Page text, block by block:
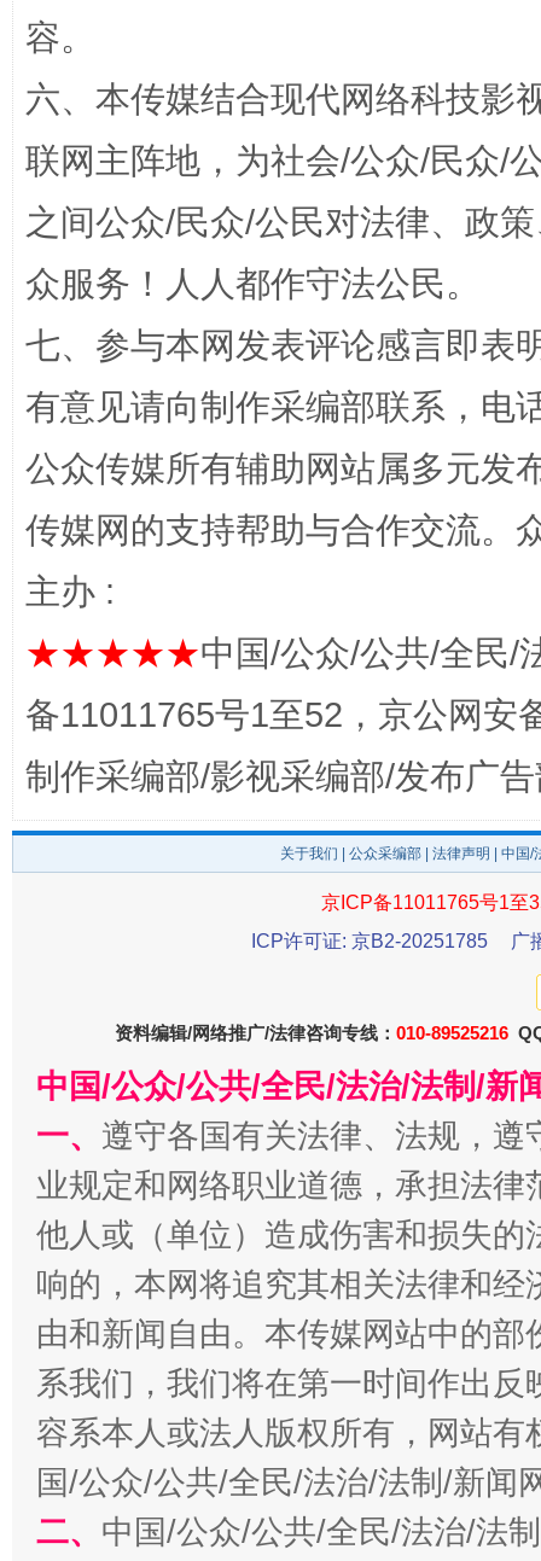
招工难、用工荒背后
网上购药对药下症？
在谋一域中谋全局
今
习近平的博鳌关键词
魏明亮
容。
六、本传媒结合现代网络科技影
联网主阵地，为社会/公众/民众/
之间公众/民众/公民对法律、政
众服务！人人都作守法公民。
七、参与本网发表评论感言即表
有意见请向制作采编部联系，电
公众传媒所有辅助网站属多元发
传媒网的支持帮助与合作交流。
主办 :
★★★★★中国/公众/公共/全民/
备11011765号1至52，京公网安
制作采编部/影视采编部/发布广
关于我们 公众采编部 法律声明 | 中国
京ICP备11011765号1至
ICP许可证: 京B2-20251785
广
资料编辑/网络推广/法律咨询专线： 010-89525216
中国/公众/公共/全民/法治/法制/新
一、 遵守各国有关法律、法规，
业规定和网络职业道德，承担法
他人或（单位）造成伤害和损失
响的，本网将追究其相关法律和
由和新闻自由。本传媒网站中的
系我们，我们将在第一时间作出
容系本人或法人版权所有，网站
国/公众/公共/全民/法治/法制/新闻
二、 中国/公众/公共/全民/法治/法